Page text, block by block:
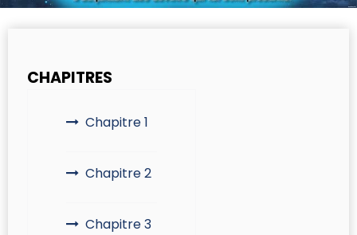
CHAPITRES
Chapitre 1
Chapitre 2
Chapitre 3